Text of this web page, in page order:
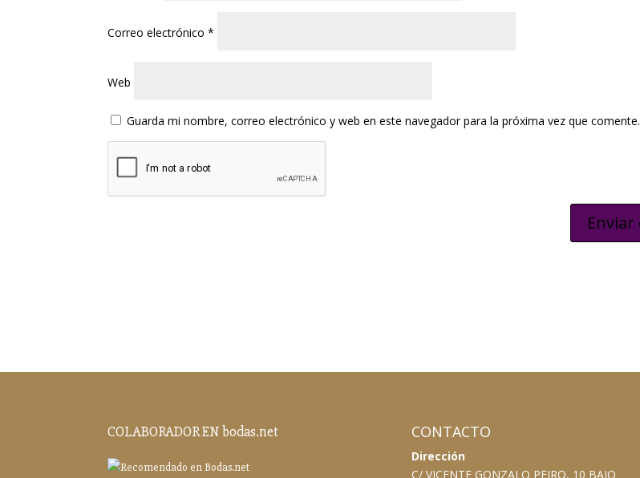
Correo electrónico*
Web
Guarda mi nombre, correo electrónico y web en este navegador para la próxima vez que comente.
COLABORADOR EN bodas.net CONTACTO
Dirección
C/ VICENTE GONZALO PEIRO, 10 BAJO